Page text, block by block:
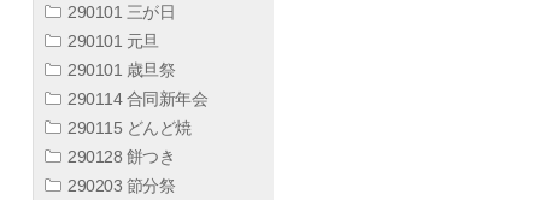
290101 三が日
290101 元旦
290101 歳旦祭
290114 合同新年会
290115 どんど焼
290128 餅つき
290203 節分祭